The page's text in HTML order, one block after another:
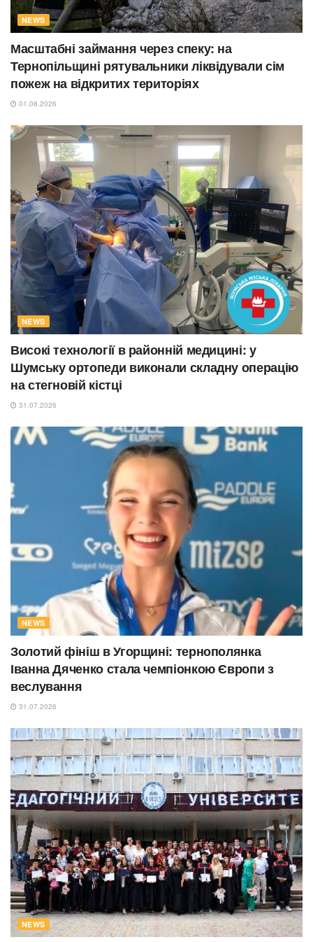
NEWS
Масштабні займання через спеку: на
Тернопільщині рятувальники ліквідували сім
пожеж на відкритих територіях
01.08.2026
NEWS
Високі технології в районній медицині: у
Шумську ортопеди виконали складну операцію
на стегновій кістці
31.07.2026
NEWS
Золотий фініш в Угорщині: тернополянка
Іванна Дяченко стала чемпіонкою Європи з
веслування
31.07.2026
NEWS